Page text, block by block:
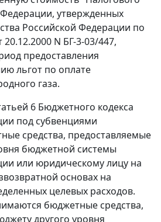
утвержденных
Российской Федерации по
N БГ-3-03/447,
предоставления
льгот по оплате
газа.
6 Бюджетного кодекса
под субвенциями
средства, предоставляемые
бюджетной системы
или юридическому лицу на
основах на
целевых расходов.
бюджетные средства,
другого уровня